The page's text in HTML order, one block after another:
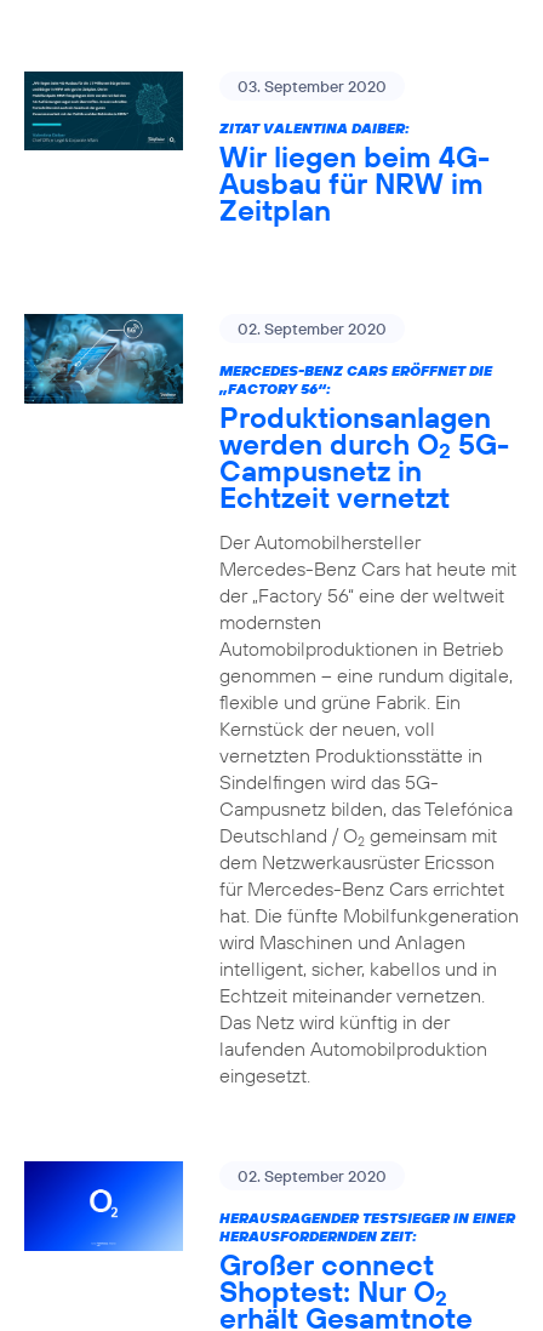
03. September 2020
ZITAT VALENTINA DAIBER:
Wir liegen beim 4G-
Ausbau für NRW im
Zeitplan
02. September 2020
MERCEDES-BENZ CARS ERÖFFNET DIE
„FACTORY 56“:
Produktionsanlagen
werden durch O25G-
Campusnetz in
Echtzeit vernetzt
Der Automobilhersteller
Mercedes-Benz Cars hat heute mit
der „Factory 56“ eine der weltweit
modernsten
Automobilproduktionen in Betrieb
genommen – eine rundum digitale,
flexible und grüne Fabrik. Ein
Kernstück der neuen, voll
vernetzten Produktionsstätte in
Sindelfingen wird das 5G-
Campusnetz bilden, das Telefónica
Deutschland / O2gemeinsam mit
dem Netzwerkausrüster Ericsson
für Mercedes-Benz Cars errichtet
hat. Die fünfte Mobilfunkgeneration
wird Maschinen und Anlagen
intelligent, sicher, kabellos und in
Echtzeit miteinander vernetzen.
Das Netz wird künftig in der
laufenden Automobilproduktion
eingesetzt.
02. September 2020
HERAUSRAGENDER TESTSIEGER IN EINER
HERAUSFORDERNDEN ZEIT:
Großer connect
Shoptest: Nur O2
erhält Gesamtnote